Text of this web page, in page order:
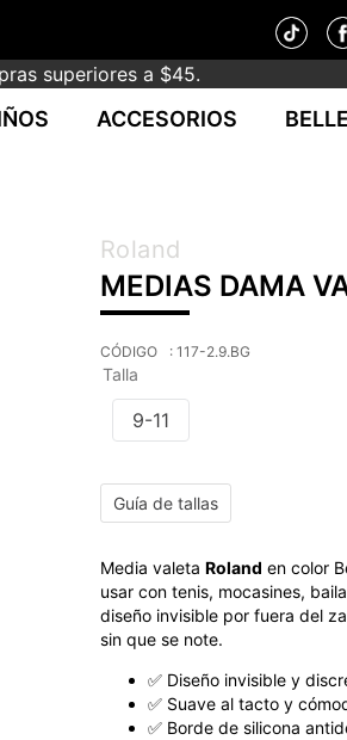
superiores a $45.
ACCESORIOS
Roland
MEDIAS DAMA
: 117-2.9.BG
Talla
9-11
Guía de tallas
Media valeta Roland en color
usar con tenis, mocasines,
diseño invisible por fuera del
sin que se note.
✅ Diseño invisible y
✅ Suave al tacto y
✅ Borde de silicona